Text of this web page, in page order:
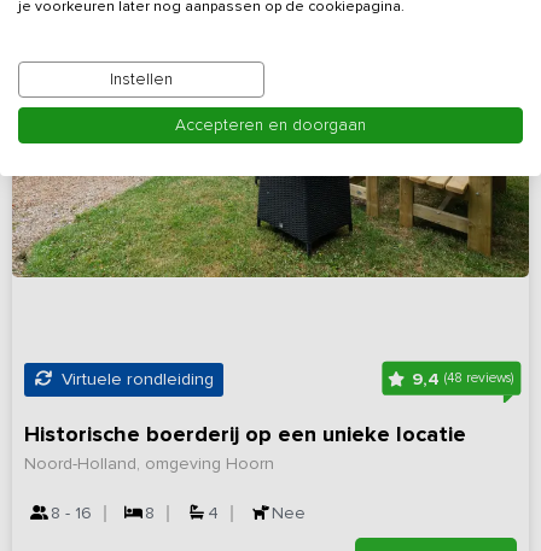
Virtuele rondleiding 9,4 (48 reviews)
Historische boerderij op een unieke locatie
Noord-Holland, omgeving Hoorn
8 - 16 8 4 Nee
je voorkeuren later nog aanpassen op de cookiepagina.
Instellen
Accepteren en doorgaan